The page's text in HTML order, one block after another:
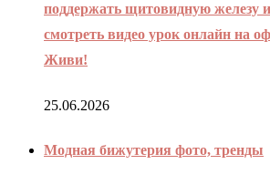
поддержать щитовидную железу
смотреть видео урок онлайн на
Живи!
25.06.2026
Модная бижутерия фото, тренды